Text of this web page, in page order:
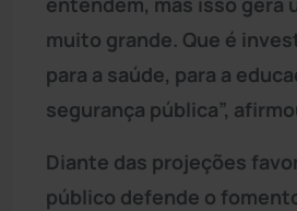
muito grande. Que é
para a saúde, para a
segurança pública”,
Diante das projeções
público defende o